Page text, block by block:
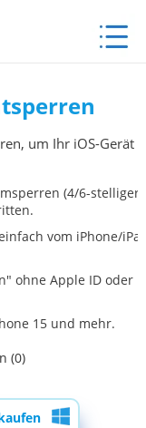
um Ihr iOS-Gerät
(4/6-stelliger
vom iPhone/
ohne Apple ID oder
15 und mehr.
(0)